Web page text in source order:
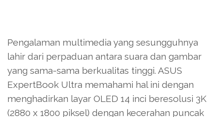
Pengalaman multimedia yang sesungguhnya
lahir dari perpaduan antara suara dan gambar
yang sama-sama berkualitas tinggi. ASUS
ExpertBook Ultra memahami hal ini dengan
menghadirkan layar OLED 14 inci beresolusi 3K
(2880 x 1800 piksel) dengan kecerahan puncak